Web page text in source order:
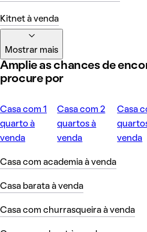
Kitnet à venda
Mostrar mais
Amplie as chances de
procure por
Casa com 1
quarto à
venda
Casa com 2
quartos à
venda
Casa
venda
Casa com academia à venda
Casa barata à venda
Casa com churrasqueira à venda